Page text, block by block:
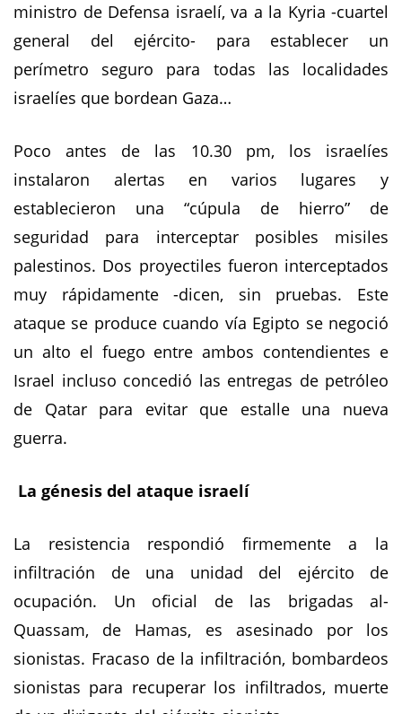
ministro de Defensa israelí, va a la Kyria -cuartel
general del ejército- para establecer un
perímetro seguro para todas las localidades
israelíes que bordean Gaza…
Poco antes de las 10.30 pm, los israelíes
instalaron alertas en varios lugares y
establecieron una “cúpula de hierro” de
seguridad para interceptar posibles misiles
palestinos. Dos proyectiles fueron interceptados
muy rápidamente -dicen, sin pruebas. Este
ataque se produce cuando vía Egipto se negoció
un alto el fuego entre ambos contendientes e
Israel incluso concedió las entregas de petróleo
de Qatar para evitar que estalle una nueva
guerra.
La génesis del ataque israelí
La resistencia respondió firmemente a la
infiltración de una unidad del ejército de
ocupación. Un oficial de las brigadas al-
Quassam, de Hamas, es asesinado por los
sionistas. Fracaso de la infiltración, bombardeos
sionistas para recuperar los infiltrados, muerte